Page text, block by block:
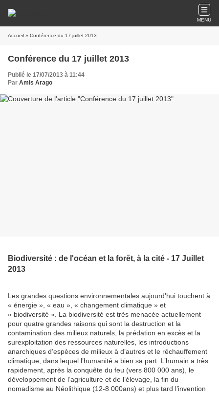
MENU
Accueil » Conférence du 17 juillet 2013
Conférence du 17 juillet 2013
Publié le 17/07/2013 à 11:44
Par Amis Arago
Biodiversité : de l'océan et la forêt, à la cité - 17 Juillet
2013
Les grandes questions environnementales aujourd’hui touchent à
« énergie », « eau », « changement climatique » et
« biodiversité ». La biodiversité est très menacée actuellement
pour quatre grandes raisons qui sont la destruction et la
contamination des milieux naturels, la prédation en excès et la
surexploitation des ressources naturelles, les introductions
anarchiques d’espèces de milieux à d’autres et le réchauffement
climatique, dans lequel l’humanité a bien sa part. L’humain a très
rapidement, après la conquête du feu (vers 800 000 ans), le
développement de l’agriculture et de l’élevage, la fin du
nomadisme au Néolithique (12-8 000ans) et plus tard l’invention